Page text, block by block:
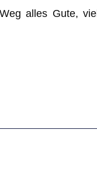
alles Gute,